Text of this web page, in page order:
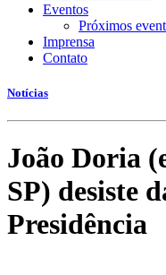
Eventos
Próximos
Imprensa
Contato
Notícias
João Doria
SP) desiste
Presidência